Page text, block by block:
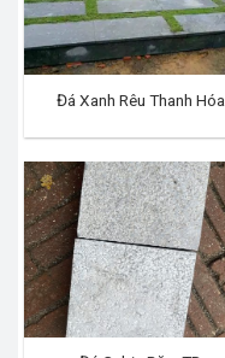
Đá Xanh Rêu Thanh Hóa